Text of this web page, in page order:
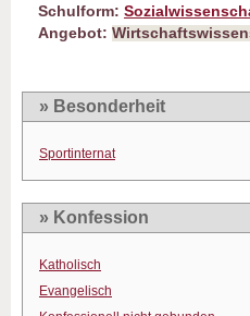
Schulform:
Angebot:
» Besonderheit
Sportinternat
» Konfession
Katholisch
Evangelisch